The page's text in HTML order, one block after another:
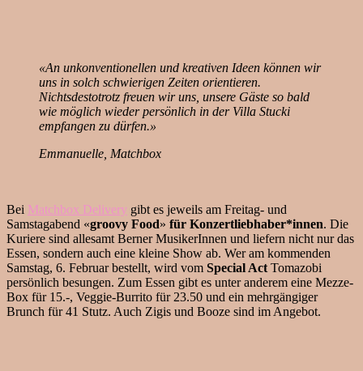
«An unkonventionellen und kreativen Ideen können wir
uns in solch schwierigen Zeiten orientieren.
Nichtsdestotrotz freuen wir uns, unsere Gäste so bald
wie möglich wieder persönlich in der Villa Stucki
empfangen zu dürfen.»
Emmanuelle, Matchbox
Bei Matchbox Delivery gibt es jeweils am Freitag- und
Samstagabend «groovy Food» für Konzertliebhaber*innen. Die
Kuriere sind allesamt Berner MusikerInnen und liefern nicht nur das
Essen, sondern auch eine kleine Show ab. Wer am kommenden
Samstag, 6. Februar bestellt, wird vom Special Act Tomazobi
persönlich besungen. Zum Essen gibt es unter anderem eine Mezze-
Box für 15.-, Veggie-Burrito für 23.50 und ein mehrgängiger
Brunch für 41 Stutz. Auch Zigis und Booze sind im Angebot.